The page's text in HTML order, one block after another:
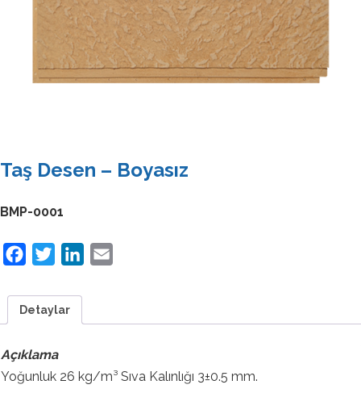
Taş Desen – Boyasız
BMP-0001
FacebookTwitterLinkedIn
Detaylar
Açıklama
Yoğunluk 26 kg/m³ Sıva Kalınlığı 3±0.5 mm.